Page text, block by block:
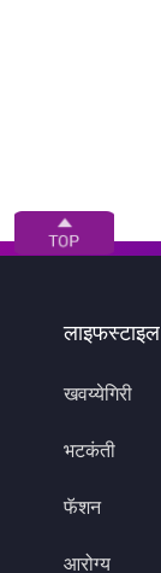
लाइफस्टाइल
खवय्येगिरी
भटकंती
फॅशन
आरोग्य